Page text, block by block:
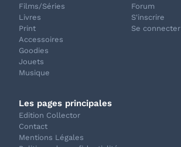
Films/Séries
Livres
Print
Accessoires
Goodies
Jouets
Musique
Forum
S'inscrire
Se connecter
Les pages principales
Edition Collector
Contact
Mentions Légales